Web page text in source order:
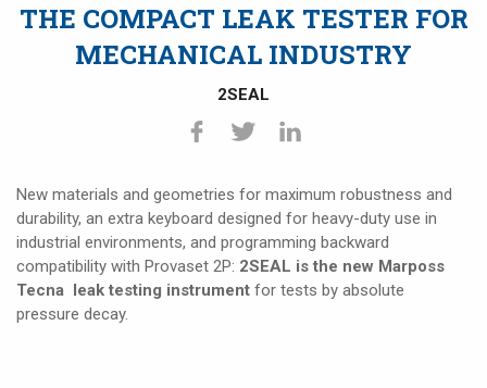
THE COMPACT LEAK TESTER FOR
MECHANICAL INDUSTRY
2SEAL
New materials and geometries for maximum robustness and
durability, an extra keyboard designed for heavy-duty use in
industrial environments, and programming backward
compatibility with Provaset 2P: 2SEAL is the new Marposs
Tecna leak testing instrument for tests by absolute
pressure decay.
Español
日本語 (Japanese)
中文 (Chinese)
한국어 (Korean)
パスワード
未登録の場合、無料でご登録いただけます。
こちらをクリック